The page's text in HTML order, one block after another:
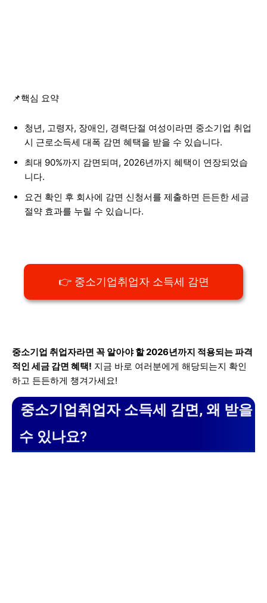
📌핵심 요약
청년, 고령자, 장애인, 경력단절 여성이라면 중소기업 취업
시 근로소득세 대폭 감면 혜택을 받을 수 있습니다.
최대 90%까지 감면되며, 2026년까지 혜택이 연장되었습
니다.
요건 확인 후 회사에 감면 신청서를 제출하면 든든한 세금
절약 효과를 누릴 수 있습니다.
👉 중소기업취업자 소득세 감면
중소기업 취업자라면 꼭 알아야 할 2026년까지 적용되는 파격
적인 세금 감면 혜택! 지금 바로 여러분에게 해당되는지 확인
하고 든든하게 챙겨가세요!
중소기업취업자 소득세 감면, 왜 받을
수 있나요?